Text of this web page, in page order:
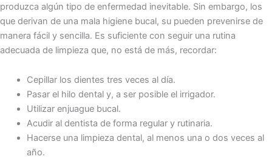
produzca algún tipo de enfermedad inevitable. Sin embargo, los
que derivan de una mala higiene bucal, su pueden prevenirse de
manera fácil y sencilla. Es suficiente con seguir una rutina
adecuada de limpieza que, no está de más, recordar:
Cepillar los dientes tres veces al día.
Pasar el hilo dental y, a ser posible el irrigador.
Utilizar enjuague bucal.
Acudir al dentista de forma regular y rutinaria.
Hacerse una limpieza dental, al menos una o dos veces al
año.